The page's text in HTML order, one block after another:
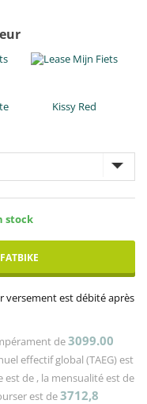
Kissy Red
stock
versement est débité après
de3099.00
effectif global (TAEG) est
est de , la mensualité est de
est de3712,8